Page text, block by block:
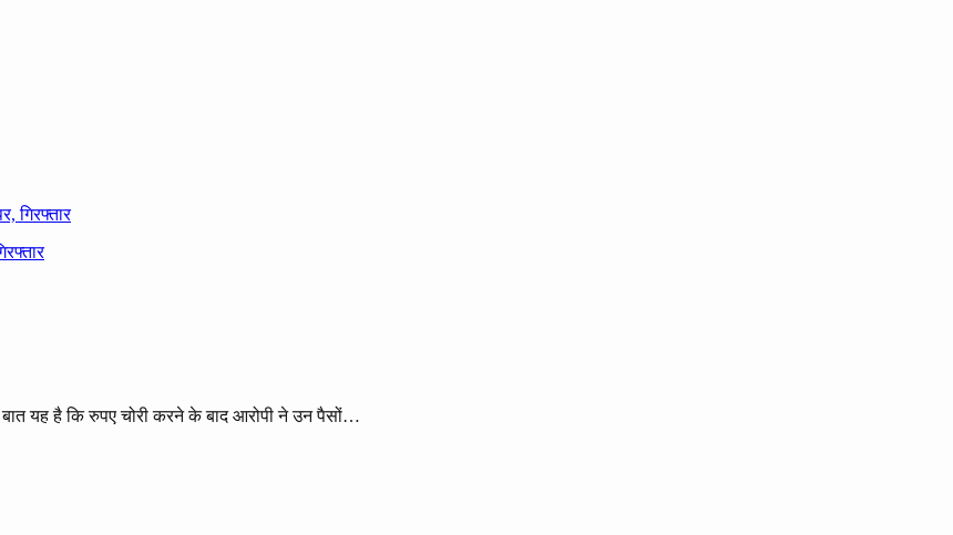
गिरफ्तार
यह है कि रुपए चोरी करने के बाद आरोपी ने उन पैसों…